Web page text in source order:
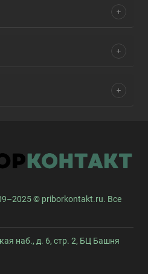
© priborkontakt.ru. Все
наб., д. 6, стр. 2, БЦ Башня